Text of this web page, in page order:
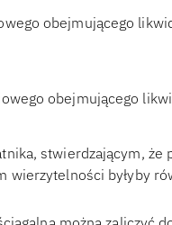
obejmującego
obejmującego
stwierdzającym,
wierzytelności byłyby